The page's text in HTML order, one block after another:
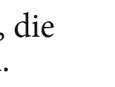
die